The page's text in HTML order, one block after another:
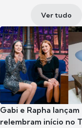
Ver tudo
Gabi e Rapha
relembram início no